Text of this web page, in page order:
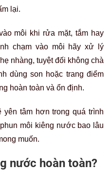
lại.
môi khi rửa mặt, tắm hay
chạm vào môi hãy xử lý
nhàng, tuyệt đối không chà
dùng son hoặc trang điểm
hoàn toàn và ổn định.
tâm hơn trong quá trình
môi kiêng nước bao lâu
muốn.
nước hoàn toàn?